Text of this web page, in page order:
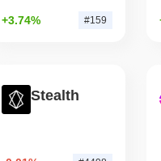
+3.74% #159
Stealth